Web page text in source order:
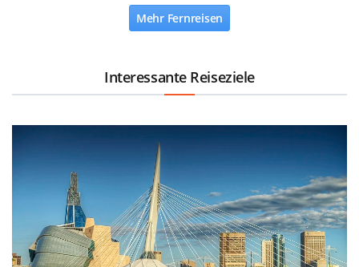
Mehr Fernreisen
Interessante Reiseziele